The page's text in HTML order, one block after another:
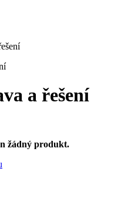
a řešení
žádný produkt.